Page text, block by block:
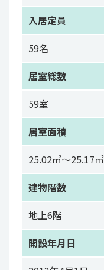
入居定員
59名
居室総数
59室
居室面積
25.02㎡～25.17㎡
建物階数
地上6階
開設年月日